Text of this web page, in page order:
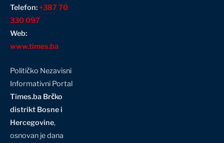
Telefon:+387 70
330 097
Web:
www.times.ba
Političko Nezavisni
Informativni Portal
Times.ba Brčko
distrikt Bosne i
Hercegovine,
osnovan je dana